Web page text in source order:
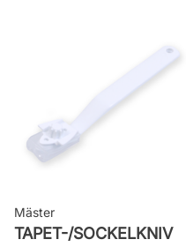
Mäster
TAPET-/SOCKELKNIV